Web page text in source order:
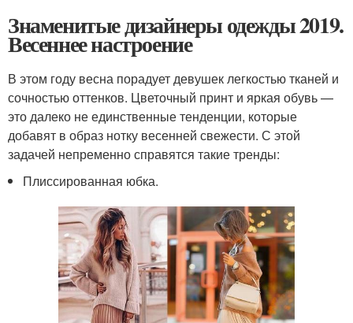
Знаменитые дизайнеры одежды 2019.
Весеннее настроение
В этом году весна порадует девушек легкостью тканей и
сочностью оттенков. Цветочный принт и яркая обувь —
это далеко не единственные тенденции, которые
добавят в образ нотку весенней свежести. С этой
задачей непременно справятся такие тренды:
Плиссированная юбка.